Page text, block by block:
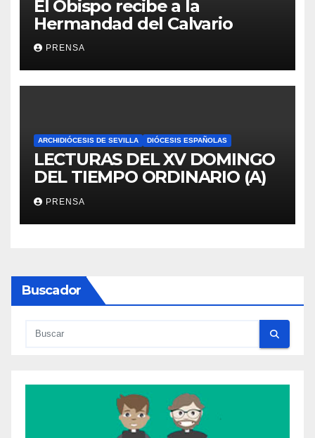
El Obispo recibe a la
Hermandad del Calvario
PRENSA
ARCHIDIÓCESIS DE SEVILLA DIÓCESIS ESPAÑOLAS
LECTURAS DEL XV DOMINGO
DEL TIEMPO ORDINARIO (A)
PRENSA
Buscador